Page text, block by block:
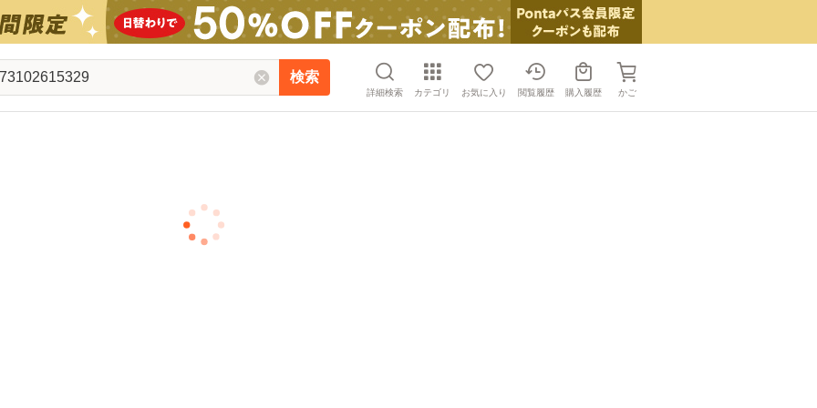
検索
詳細検索 カテゴリ お気に入り 閲覧履歴 購入履歴 かご